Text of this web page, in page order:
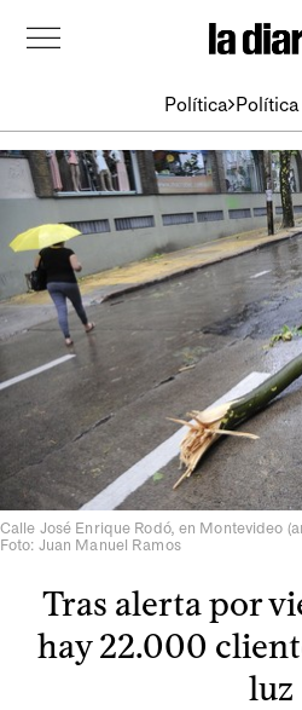
Política
Calle José Enrique Rodó, en Montevideo
Foto: Juan Manuel Ramos
Tras alerta por
hay 22.000
luz